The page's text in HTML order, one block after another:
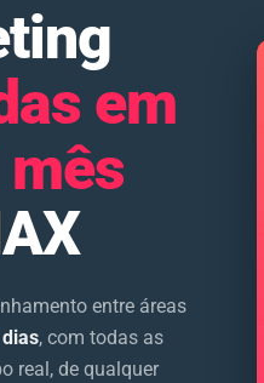
em
mês
entre áreas
, com todas as
real, de qualquer